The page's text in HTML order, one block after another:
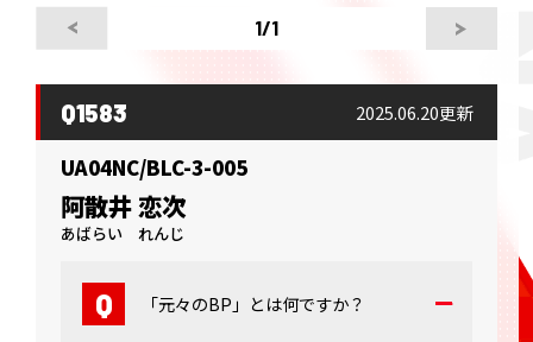
1/1
Q1583 2025.06.20更新
UA04NC/BLC-3-005
阿散井 恋次
あばらい れんじ
「元々のBP」とは何ですか？